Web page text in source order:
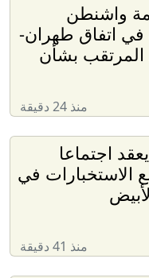
واشنطن
اتفاق طهران-
بشأن
منذ 24 دقيقة
اجتماعا
الاستخبارات في
منذ 41 دقيقة